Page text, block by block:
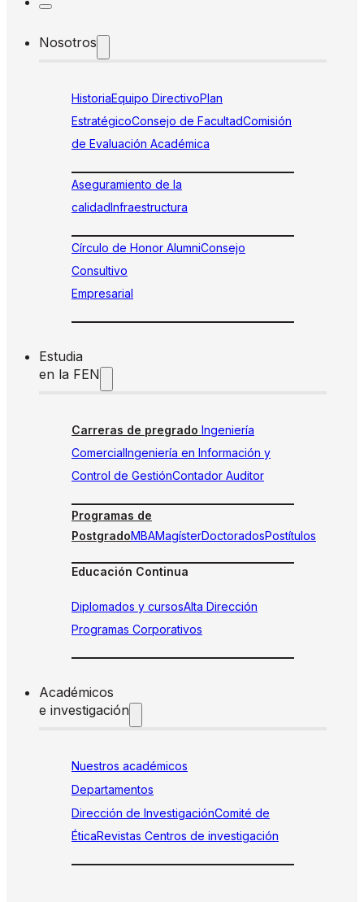
Nosotros
HistoriaEquipo DirectivoPlan
EstratégicoConsejo de FacultadComisión
de Evaluación Académica
Aseguramiento de la
calidadInfraestructura
Círculo de Honor AlumniConsejo
Consultivo
Empresarial
Estudia
en la FEN
Carreras de pregrado Ingeniería
ComercialIngeniería en Información y
Control de GestiónContador Auditor
Programas de
PostgradoMBAMagísterDoctoradosPostítulos
Educación Continua
Diplomados y cursosAlta Dirección
Programas Corporativos
Académicos
e investigación
Nuestros académicos
Departamentos
Dirección de InvestigaciónComité de
ÉticaRevistas Centros de investigación